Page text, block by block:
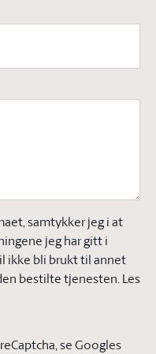
samtykker jeg i at
jeg har gitt i
ikke bli brukt til annet
bestilte tjenesten. Les
se Googles